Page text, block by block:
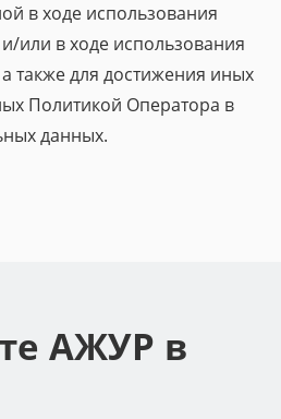
в ходе использования
или в ходе использования
также для достижения иных
Политикой Оператора в
данных.
АЖУР в